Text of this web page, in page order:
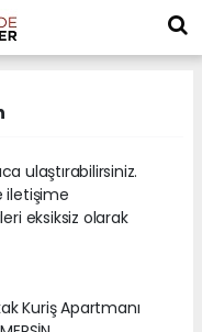
ulaştırabilirsiniz.
iletişime
eksiksiz olarak
Kuriş Apartmanı